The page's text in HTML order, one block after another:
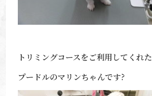
トリミングコースをご利用してくれた
プードルのマリンちゃんです?